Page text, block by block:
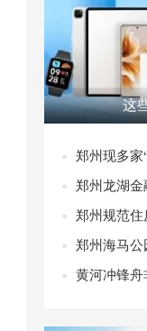
这
郑州现多家
郑州龙湖金
郑州规范住
郑州海马公
黄河冲锋舟